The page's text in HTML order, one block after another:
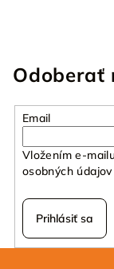
Odoberať
Email
Vložením e-
osobných údajov
Prihlásiť sa